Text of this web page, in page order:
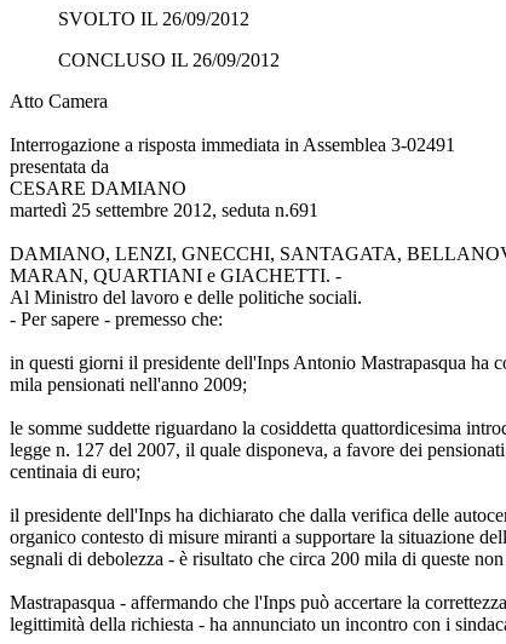
SVOLTO IL 26/09/2012
CONCLUSO IL 26/09/2012
Atto Camera
Interrogazione a risposta immediata in Assemblea 3-02491
presentata da
CESARE DAMIANO
martedì 25 settembre 2012, seduta n.691
DAMIANO, LENZI, GNECCHI, SANTAGATA,
MARAN, QUARTIANI e GIACHETTI. -
Al Ministro del lavoro e delle politiche sociali.
- Per sapere - premesso che:
in questi giorni il presidente dell'Inps Antonio Mastrapasqua ha
mila pensionati nell'anno 2009;
le somme suddette riguardano la cosiddetta quattordicesima
legge n. 127 del 2007, il quale disponeva, a favore dei
centinaia di euro;
il presidente dell'Inps ha dichiarato che dalla verifica delle
organico contesto di misure miranti a supportare la situazione
segnali di debolezza - è risultato che circa 200 mila di queste
Mastrapasqua - affermando che l'Inps può accertare la
legittimità della richiesta - ha annunciato un incontro con i